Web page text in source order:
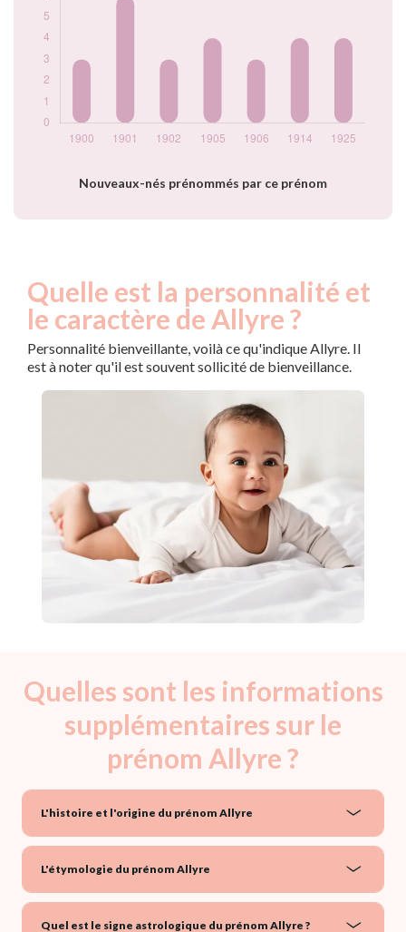
Nouveaux-nés prénommés par ce prénom
Quelle est la personnalité et
le caractère de Allyre ?
Personnalité bienveillante, voilà ce qu'indique Allyre. Il
est à noter qu'il est souvent sollicité de bienveillance.
Quelles sont les informations
supplémentaires sur le
prénom Allyre ?
L'histoire et l'origine du prénom Allyre
L'étymologie du prénom Allyre
Quel est le signe astrologique du prénom Allyre ?